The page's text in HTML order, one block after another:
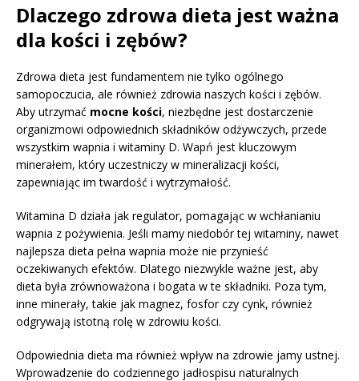
Dlaczego zdrowa dieta jest ważna
dla kości i zębów?
Zdrowa dieta jest fundamentem nie tylko ogólnego
samopoczucia, ale również zdrowia naszych kości i zębów.
Aby utrzymać mocne kości, niezbędne jest dostarczenie
organizmowi odpowiednich składników odżywczych, przede
wszystkim wapnia i witaminy D. Wapń jest kluczowym
minerałem, który uczestniczy w mineralizacji kości,
zapewniając im twardość i wytrzymałość.
Witamina D działa jak regulator, pomagając w wchłanianiu
wapnia z pożywienia. Jeśli mamy niedobór tej witaminy, nawet
najlepsza dieta pełna wapnia może nie przynieść
oczekiwanych efektów. Dlatego niezwykle ważne jest, aby
dieta była zrównoważona i bogata w te składniki. Poza tym,
inne minerały, takie jak magnez, fosfor czy cynk, również
odgrywają istotną rolę w zdrowiu kości.
Odpowiednia dieta ma również wpływ na zdrowie jamy ustnej.
Wprowadzenie do codziennego jadłospisu naturalnych